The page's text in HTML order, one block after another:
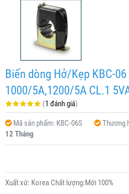
Biến dòng Hở/Kẹp KBC-06
1000/5A,1200/5A CL.1
(1 đánh giá)
Mã sản phẩm: KBC-06S Thương
12 Tháng
Xuất xứ: Korea Chất lượng:Mới 100%